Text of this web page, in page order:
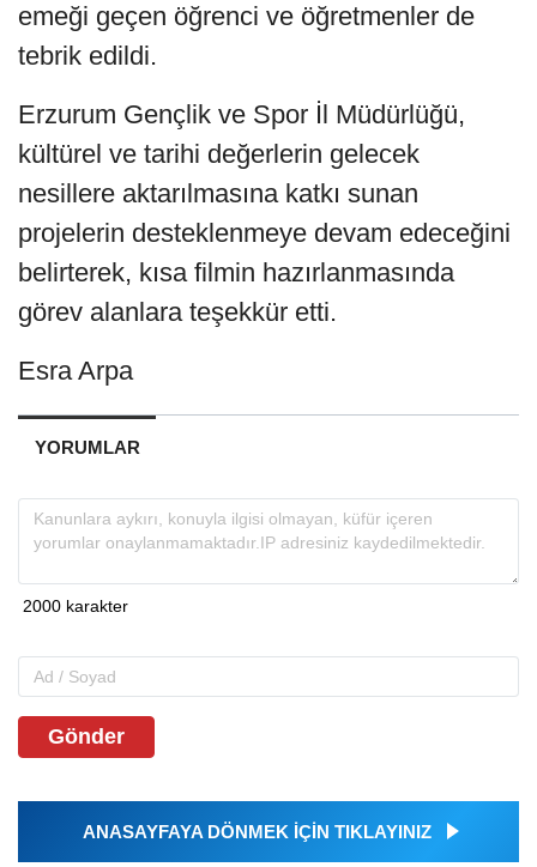
emeği geçen öğrenci ve öğretmenler de
tebrik edildi.
Erzurum Gençlik ve Spor İl Müdürlüğü,
kültürel ve tarihi değerlerin gelecek
nesillere aktarılmasına katkı sunan
projelerin desteklenmeye devam edeceğini
belirterek, kısa filmin hazırlanmasında
görev alanlara teşekkür etti.
Esra Arpa
YORUMLAR
Gönder
ANASAYFAYA DÖNMEK İÇİN TIKLAYINIZ